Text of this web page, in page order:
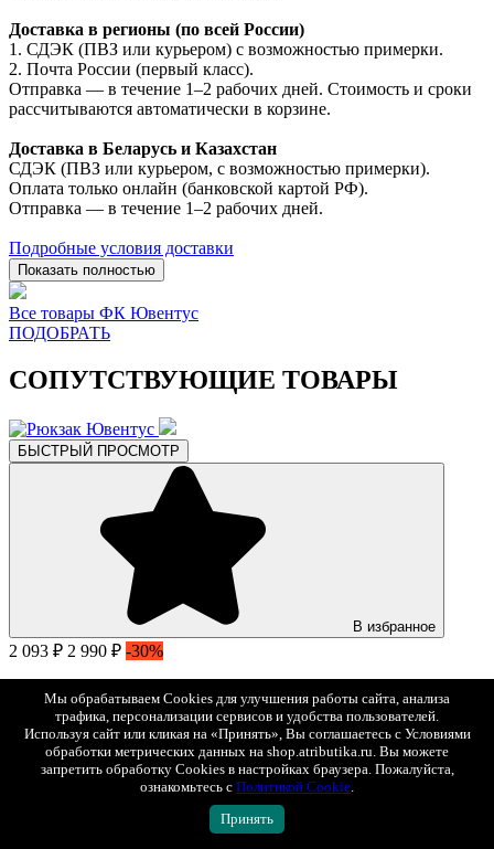
Доставка в регионы (по всей России)
1. СДЭК (ПВЗ или курьером) с возможностью примерки.
2. Почта России (первый класс).
Отправка — в течение 1–2 рабочих дней. Стоимость и сроки
рассчитываются автоматически в корзине.
Доставка в Беларусь и Казахстан
СДЭК (ПВЗ или курьером, с возможностью примерки).
Оплата только онлайн (банковской картой РФ).
Отправка — в течение 1–2 рабочих дней.
Подробные условия доставки
Показать полностью
Все товары ФК Ювентус
ПОДОБРАТЬ
СОПУТСТВУЮЩИЕ ТОВАРЫ
БЫСТРЫЙ ПРОСМОТР
В избранное
2 093 ₽ 2 990 ₽ -30%
Рюкзак Ювентус
Арт. 37346
БЫСТРЫЙ ПРОСМОТР
Мы обрабатываем Cookies для улучшения работы сайта, анализа
трафика, персонализации сервисов и удобства пользователей.
Используя сайт или кликая на «Принять», Вы соглашаетесь с Условиями
обработки метрических данных на shop.atributika.ru. Вы можете
запретить обработку Cookies в настройках браузера. Пожалуйста,
ознакомьтесь с Политикой Cookie.
Принять